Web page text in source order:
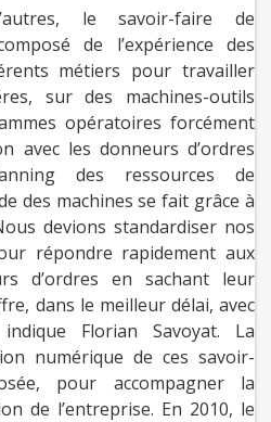
le savoir-faire de
de l’expérience des
métiers pour travailler
sur des machines-outils
opératoires forcément
avec les donneurs d’ordres
des ressources de
des machines se fait grâce à
devions standardiser nos
répondre rapidement aux
d’ordres en sachant leur
dans le meilleur délai, avec
Florian Savoyat. La
numérique de ces savoir-
pour accompagner la
de l’entreprise. En 2010, le